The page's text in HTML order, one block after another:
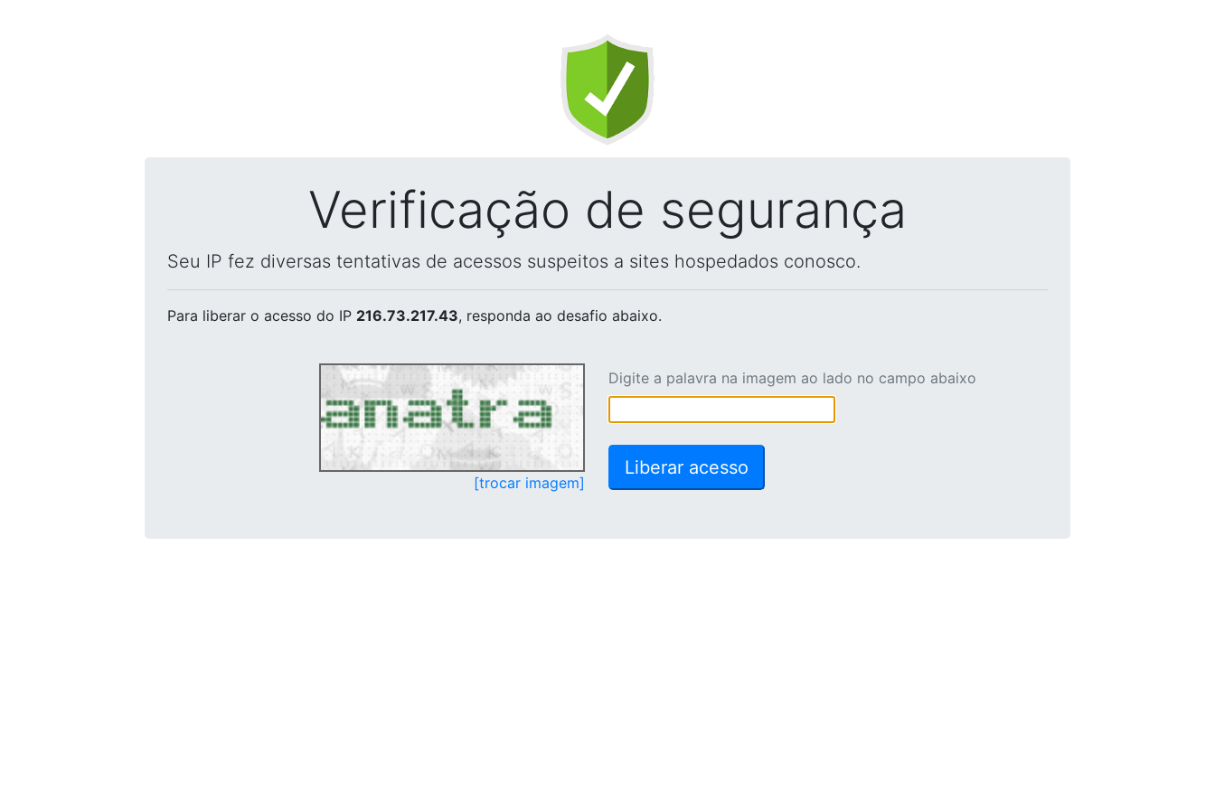
Verificação de segurança
Seu IP fez diversas tentativas de acessos suspeitos a sites hospedados conosco.
Para liberar o acesso do IP 216.73.217.43, responda ao desafio abaixo.
[trocar imagem]
Digite a palavra na imagem ao lado no campo abaixo